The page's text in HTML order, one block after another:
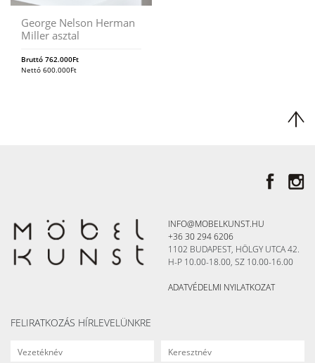
George Nelson Herman
Miller asztal
Bruttó 762.000Ft
Nettó 600.000Ft
INFO@MOBELKUNST.HU
+36 30 294 6206
1102 BUDAPEST, HÖLGY UTCA 42.
H-P 10.00-18.00, SZ 10.00-16.00
ADATVÉDELMI NYILATKOZAT
FELIRATKOZÁS HÍRLEVELÜNKRE